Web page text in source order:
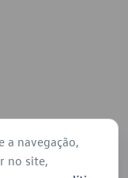
a navegação,
no site,